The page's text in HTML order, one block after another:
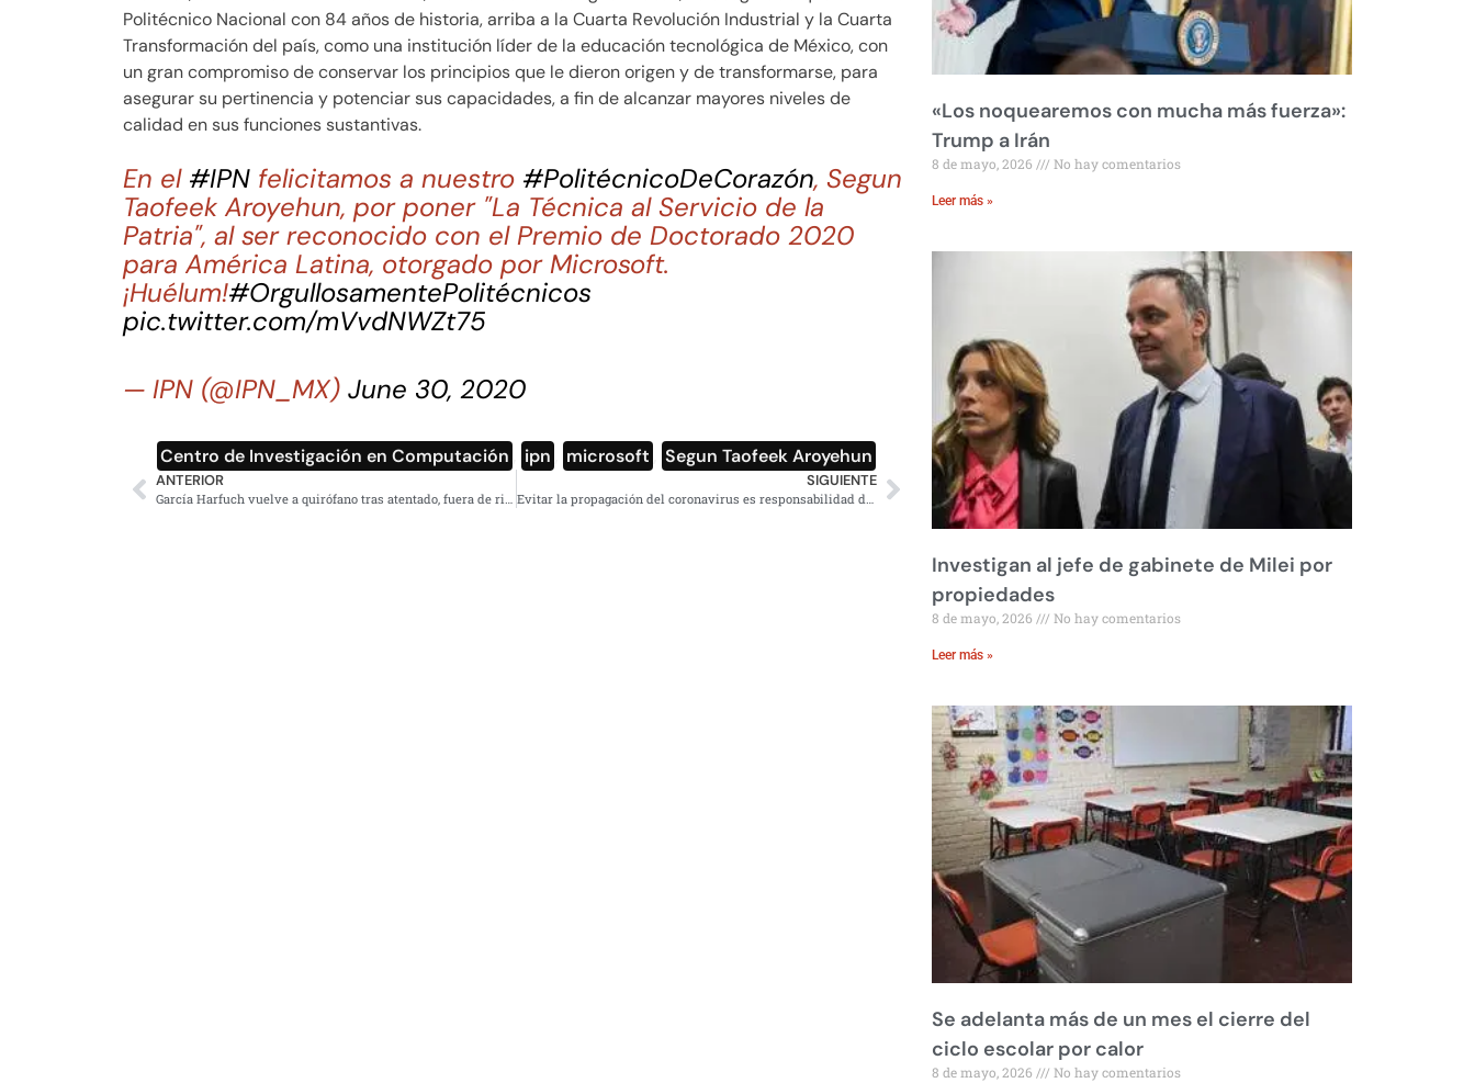
Politécnico Nacional con 84 años de historia, arriba a la Cuarta Revolución Industrial y la Cuarta
Transformación del país, como una institución líder de la educación tecnológica de México, con
un gran compromiso de conservar los principios que le dieron origen y de transformarse, para
asegurar su pertinencia y potenciar sus capacidades, a fin de alcanzar mayores niveles de
calidad en sus funciones sustantivas.
En el #IPN felicitamos a nuestro #PolitécnicoDeCorazón, Segun
Taofeek Aroyehun, por poner "La Técnica al Servicio de la
Patria", al ser reconocido con el Premio de Doctorado 2020
para América Latina, otorgado por Microsoft.
¡Huélum!#OrgullosamentePolitécnicos
pic.twitter.com/mVvdNWZt75
— IPN (@IPN_MX) June 30, 2020
Centro de Investigación en Computación ipn microsoft Segun Taofeek Aroyehun
ANTERIOR
García Harfuch vuelve a quirófano tras atentado, fuera de riesgo
SIGUIENTE
Evitar la propagación del coronavirus es responsabilidad de todos no sólo del Estado: experto de la UNAM
«Los noquearemos con mucha más fuerza»:
Trump a Irán
8 de mayo, 2026 No hay comentarios
Leer más »
Investigan al jefe de gabinete de Milei por
propiedades
8 de mayo, 2026 No hay comentarios
Leer más »
Se adelanta más de un mes el cierre del
ciclo escolar por calor
8 de mayo, 2026 No hay comentarios